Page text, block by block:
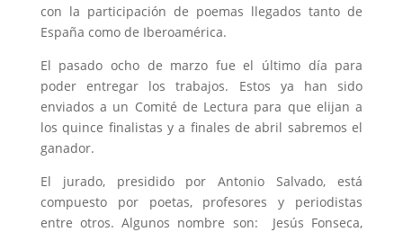
con la participación de poemas llegados tanto de
España como de Iberoamérica.
El pasado ocho de marzo fue el último día para
poder entregar los trabajos. Estos ya han sido
enviados a un Comité de Lectura para que elijan a
los quince finalistas y a finales de abril sabremos el
ganador.
El jurado, presidido por Antonio Salvado, está
compuesto por poetas, profesores y periodistas
entre otros. Algunos nombre son: Jesús Fonseca,